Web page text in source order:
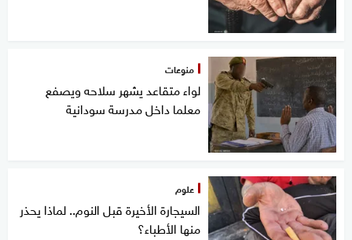
منوعات
لواء متقاعد يشهر سلاحه ويصفع
معلما داخل مدرسة سودانية
علوم
السيجارة الأخيرة قبل النوم.. لماذا يحذر
منها الأطباء؟